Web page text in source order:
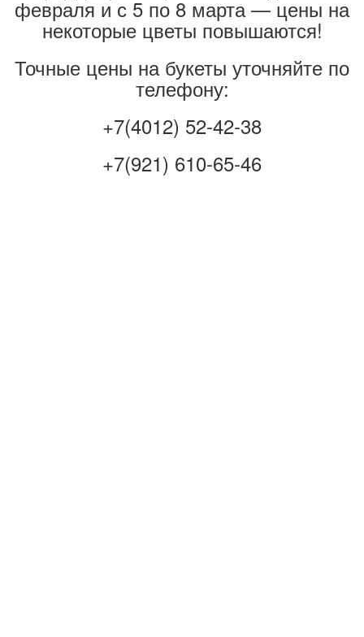
февраля и с 5 по 8 марта — цены на
некоторые цветы повышаются!
Точные цены на букеты уточняйте по
телефону:
+7(4012) 52-42-38
+7(921) 610-65-46